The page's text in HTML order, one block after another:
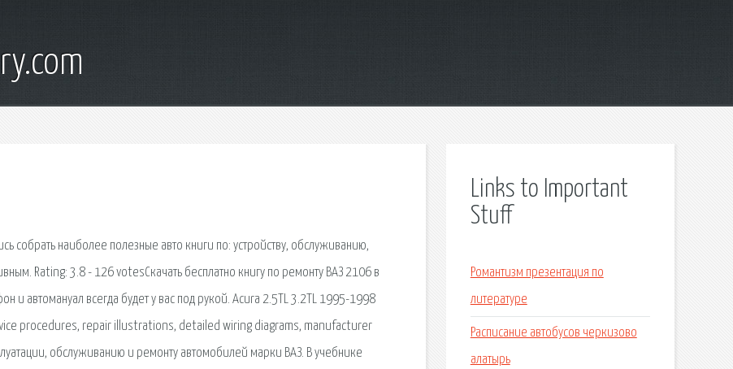
собрать наиболее полезные авто книги по: устройству, обслуживанию,
Rating: 3.8 - 126 votesСкачать бесплатно книгу по ремонту ВАЗ 2106 в
и автомануал всегда будет у вас под рукой. Acura 2.5TL 3.2TL 1995-1998
service procedures, repair illustrations, detailed wiring diagrams, manufacturer
обслуживанию и ремонту автомобилей марки ВАЗ. В учебнике
Links to Important
Stuff
Романтизм презентация по
литературе
Расписание автобусов черкизово
алатырь